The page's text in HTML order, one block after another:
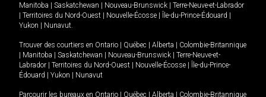
Manitoba | Saskatchewan | Nouveau-Brunswick | Terre-Neuve-et-Labrador
| Territoires du Nord-Ouest | Nouvelle-Écosse | Île-du-Prince-Édouard |
Yukon | Nunavut
Trouver des courtiers en Ontario | Québec | Alberta | Colombie-Britannique
| Manitoba | Saskatchewan | Nouveau-Brunswick | Terre-Neuve-et-
Labrador | Territoires du Nord-Ouest | Nouvelle-Écosse | Île-du-Prince-
Édouard | Yukon | Nunavut
Parcourir les bureaux en Ontario | Québec | Alberta | Colombie-Britannique